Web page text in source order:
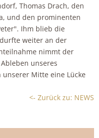
Thomas Drach, den
und den prominenten
Ihm blieb die
weiter an der
nimmt der
unseres
Mitte eine Lücke
<- Zurück zu: NEWS